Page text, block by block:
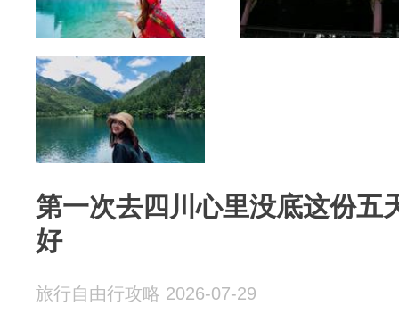
第一次去四川心里没底这份五
好
旅行自由行攻略 2026-07-29